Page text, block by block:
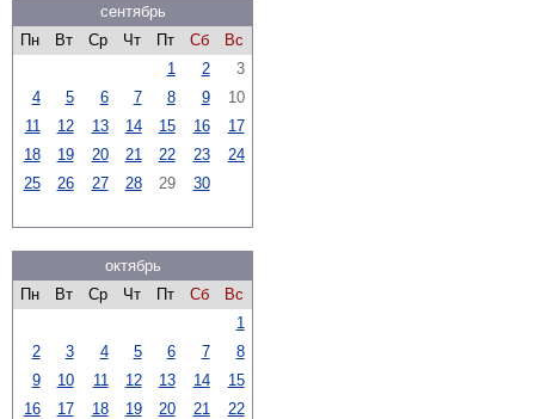
сентябрь
Пн
Вт Ср Чт Пт Сб
Вс
1
2
3
4
5 6 7 8 9
10
11
12 13 14 15 16
17
18
19 20 21 22 23
24
25
26 27 28 29 30
октябрь
Пн
Вт Ср Чт Пт Сб
Вс
1
2
3 4 5 6 7
8
9
10 11 12 13 14
15
16
17 18 19 20 21
22